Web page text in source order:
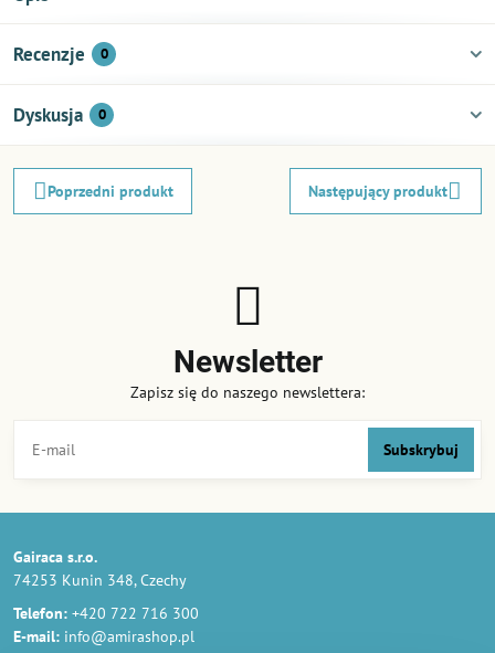
Recenzje 0
Dyskusja 0
Poprzedni produkt Następujący produkt
Newsletter
Zapisz się do naszego newslettera:
Subskrybuj
Gairaca s.r.o.
74253 Kunin 348, Czechy
Telefon: +420 722 716 300
E-mail: info@amirashop.pl